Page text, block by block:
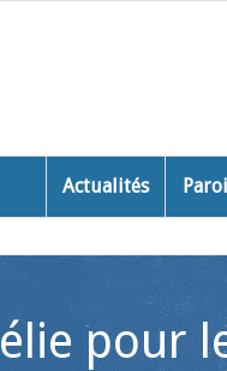
Actualités
pour